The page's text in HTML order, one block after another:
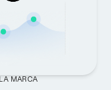
MARCA